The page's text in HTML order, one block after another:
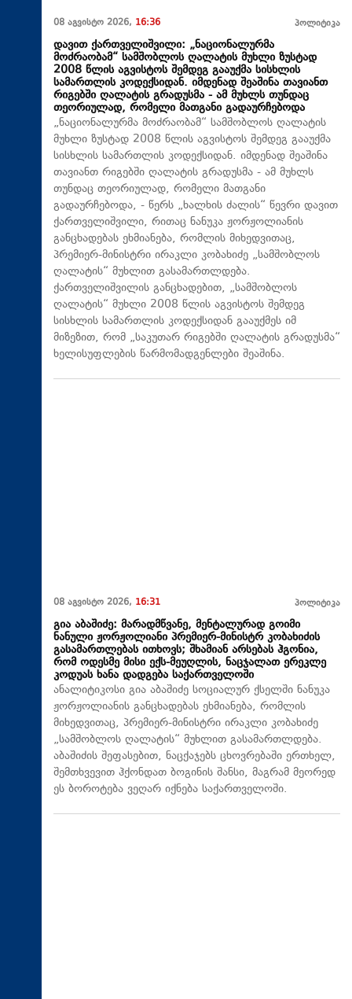
08 აგვისტო 2026, 16:36 პოლიტიკა
დავით ქართველიშვილი: „ნაციონალურმა
მოძრაობამ“ სამშობლოს ღალატის მუხლი ზუსტად
2008 წლის აგვისტოს შემდეგ გააუქმა სისხლის
სამართლის კოდექსიდან. იმდენად შეაშინა თავიანთ
რიგებში ღალატის გრადუსმა - ამ მუხლს თუნდაც
თეორიულად, რომელი მათგანი გადაურჩებოდა
„ნაციონალურმა მოძრაობამ“ სამშობლოს ღალატის
მუხლი ზუსტად 2008 წლის აგვისტოს შემდეგ გააუქმა
სისხლის სამართლის კოდექსიდან. იმდენად შეაშინა
თავიანთ რიგებში ღალატის გრადუსმა - ამ მუხლს
თუნდაც თეორიულად, რომელი მათგანი
გადაურჩებოდა, - წერს „ხალხის ძალის“ წევრი დავით
ქართველიშვილი, რითაც ნანუკა ჟორჟოლიანის
განცხადებას ეხმიანება, რომლის მიხედვითაც,
პრემიერ-მინისტრი ირაკლი კობახიძე „სამშობლოს
ღალატის“ მუხლით გასამართლდება.
ქართველიშვილის განცხადებით, „სამშობლოს
ღალატის“ მუხლი 2008 წლის აგვისტოს შემდეგ
სისხლის სამართლის კოდექსიდან გააუქმეს იმ
მიზეზით, რომ „საკუთარ რიგებში ღალატის გრადუსმა“
ხელისუფლების წარმომადგენლები შეაშინა.
08 აგვისტო 2026, 16:31 პოლიტიკა
გია აბაშიძე: მარადმწვანე, მენტალურად გოიმი
ნანული ჟორჟოლიანი პრემიერ-მინისტრ კობახიძის
გასამართლებას ითხოვს; შხამიან არსებას ჰგონია,
რომ ოდესმე მისი ექს-მეუღლის, ნაცჯალათ ერეკლე
კოდუას ხანა დადგება საქართველოში
ანალიტიკოსი გია აბაშიძე სოციალურ ქსელში ნანუკა
ჟორჟოლიანის განცხადებას ეხმიანება, რომლის
მიხედვითაც, პრემიერ-მინისტრი ირაკლი კობახიძე
„სამშობლოს ღალატის“ მუხლით გასამართლდება.
აბაშიძის შეფასებით, ნაცქაჯებს ცხოვრებაში ერთხელ,
შემთხვევით ჰქონდათ ბოგინის შანსი, მაგრამ მეორედ
ეს ბოროტება ვეღარ იქნება საქართველოში.